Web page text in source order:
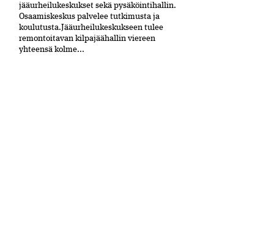
jääurheilukeskukset sekä pysäköintihallin.
Osaamiskeskus palvelee tutkimusta ja
koulutusta.Jääurheilukeskukseen tulee
remontoitavan kilpajäähallin viereen
yhteensä kolme...